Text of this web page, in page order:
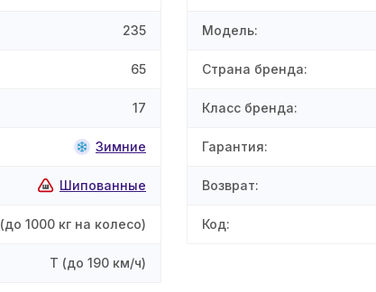
235
65
17
Зимние
Шипованные
(до 1000 кг на колесо)
T (до 190 км/ч)
Модель:
Страна бренда:
Класс бренда:
Гарантия:
Возврат:
Код: